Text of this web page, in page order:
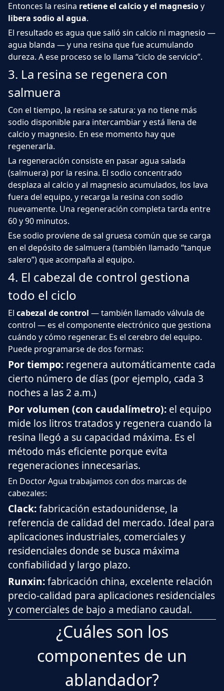
Entonces la resina retiene el calcio y el magnesioy
libera sodio al agua.
El resultado es agua que salió sin calcio ni magnesio —
agua blanda — y una resina que fue acumulando
dureza. A ese proceso se lo llama “ciclo de servicio”.
3. La resina se regenera con
salmuera
Con el tiempo, la resina se satura: ya no tiene más
sodio disponible para intercambiar y está llena de
calcio y magnesio. En ese momento hay que
regenerarla.
La regeneración consiste en pasar agua salada
(salmuera) por la resina. El sodio concentrado
desplaza al calcio y al magnesio acumulados, los lava
fuera del equipo, y recarga la resina con sodio
nuevamente. Una regeneración completa tarda entre
60 y 90 minutos.
Ese sodio proviene de sal gruesa común que se carga
en el depósito de salmuera (también llamado “tanque
salero”) que acompaña al equipo.
4. El cabezal de control gestiona
todo el ciclo
El cabezal de control — también llamado válvula de
control — es el componente electrónico que gestiona
cuándo y cómo regenerar. Es el cerebro del equipo.
Puede programarse de dos formas:
Por tiempo: regenera automáticamente cada
cierto número de días (por ejemplo, cada 3
noches a las 2 a.m.)
Por volumen (con caudalímetro): el equipo
mide los litros tratados y regenera cuando la
resina llegó a su capacidad máxima. Es el
método más eficiente porque evita
regeneraciones innecesarias.
En Doctor Agua trabajamos con dos marcas de
cabezales:
Clack:fabricación estadounidense, la
referencia de calidad del mercado. Ideal para
aplicaciones industriales, comerciales y
residenciales donde se busca máxima
confiabilidad y largo plazo.
Runxin:fabricación china, excelente relación
precio-calidad para aplicaciones residenciales
y comerciales de bajo a mediano caudal.
¿Cuáles son los
componentes de un
ablandador?